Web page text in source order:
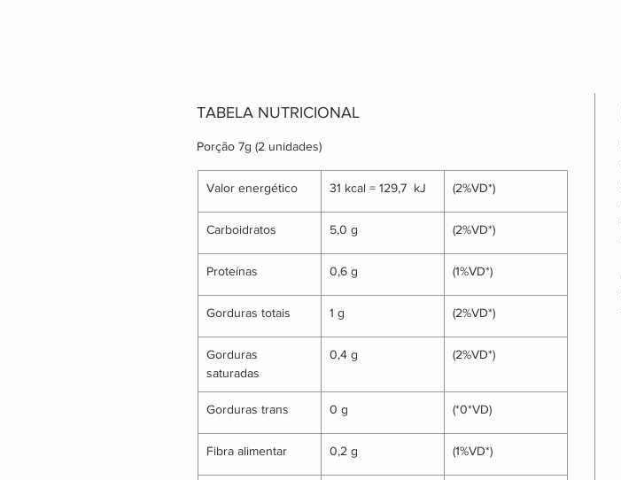
TABELA NUTRICIONAL
Porção 7g (2 unidades)
Valor energético 31 kcal = 129,7  kJ (2%VD*)
Carboidratos 5,0 g (2%VD*)
Proteínas 0,6 g (1%VD*)
Gorduras totais 1 g (2%VD*)
Gorduras
saturadas
0,4 g (2%VD*)
Gorduras trans 0 g (*0*VD)
Fibra alimentar 0,2 g (1%VD*)